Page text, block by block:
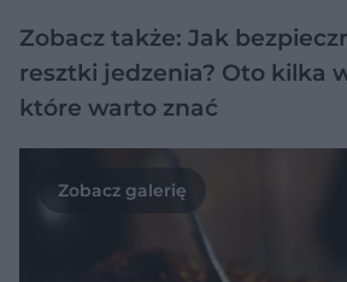
Zobacz także: Jak
resztki jedzenia? Oto kilka
które warto znać